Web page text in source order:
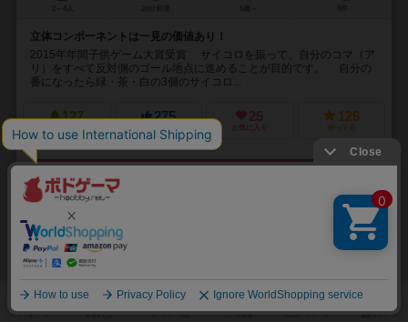
立体コンポーネントは一見の価値あり！
2015年年間子供ゲーム大賞受賞 サイコロを振って、自分のコマ（ア
リ）をすべて反対側のゴール地点に進めることが目的です。 自分の
番になったら緑・茶・白の3個のサイコロ...
127 275
経験あり
25
お気に入り
126
持ってる
32
スターマイン・ラミー ポケット